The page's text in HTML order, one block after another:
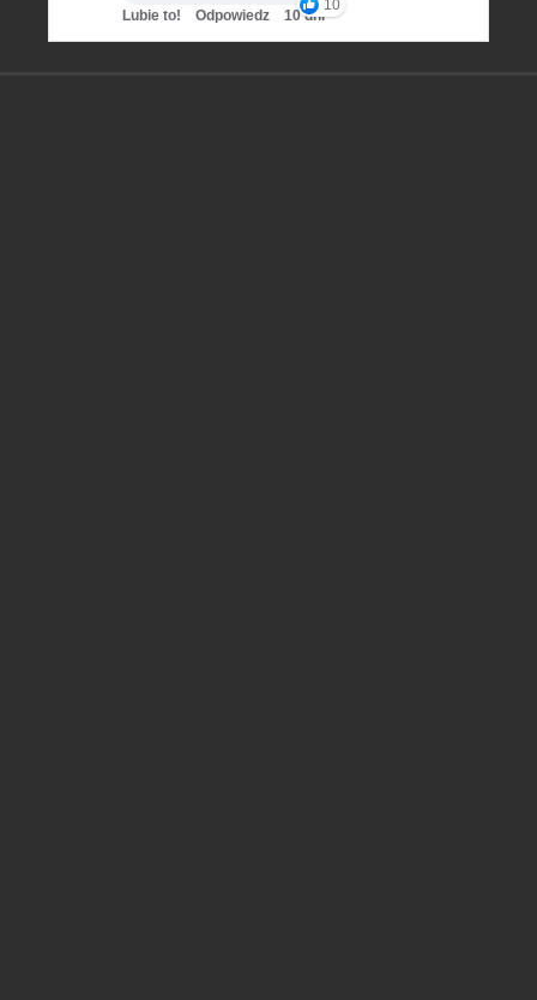
10
Lubie to! Odpowiedz 10 dni